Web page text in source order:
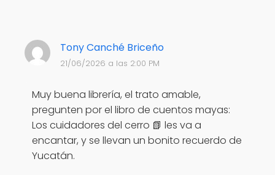
Tony Canché Briceño
21/06/2026 a las 2:00 PM
Muy buena librería, el trato amable,
pregunten por el libro de cuentos mayas:
Los cuidadores del cerro 📗 les va a
encantar, y se llevan un bonito recuerdo de
Yucatán.